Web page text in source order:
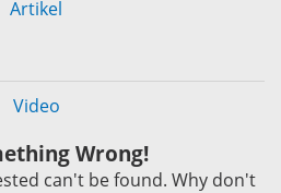
Artikel
Video
Wrong!
can't be found. Why don't